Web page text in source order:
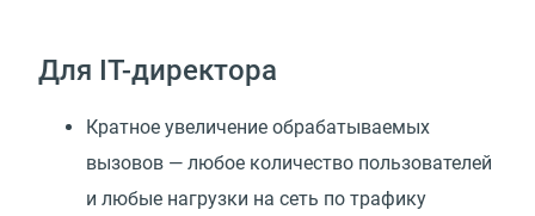
Для IT-директора
Кратное увеличение обрабатываемых
вызовов — любое количество пользователей
и любые нагрузки на сеть по трафику